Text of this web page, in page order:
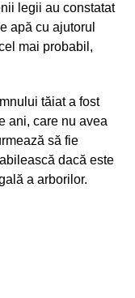
legii au constatat
apă cu ajutorul
mai probabil,
tăiat a fost
ani, care nu avea
să fie
dacă este
a arborilor.